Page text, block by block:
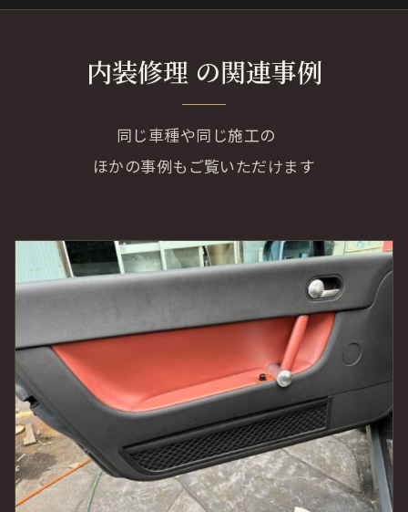
内装修理 の関連事例
同じ車種や同じ施工の
ほかの事例もご覧いただけます